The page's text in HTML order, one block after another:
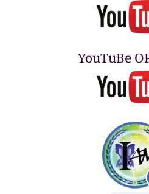
YouTuBe